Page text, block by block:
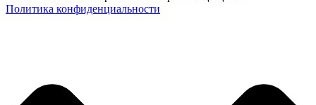
Политика конфиденциальности